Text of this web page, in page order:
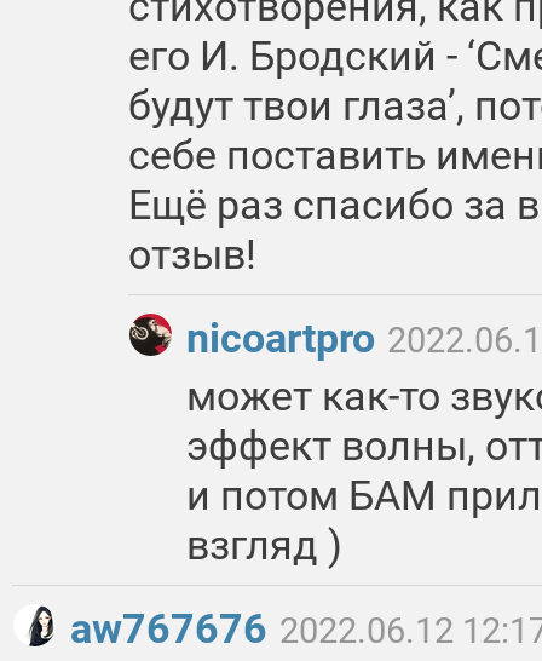
его И. Бродский -
будут твои глаза’,
себе поставить
Ещё раз спасибо за
отзыв!
nicoartpro
может как-то
эффект волны,
и потом БАМ
взгляд )
aw767676 2022.06.12